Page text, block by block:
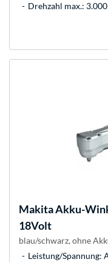
Drehzahl max.:
MakitaAkku-
18Volt
blau/schwarz, ohne
Leistung/Spannung: